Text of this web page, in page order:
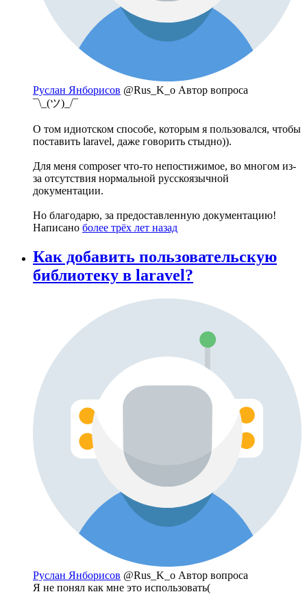
Руслан Янборисов @Rus_K_o Автор вопроса
¯\_(ツ)_/¯
О том идиотском способе, которым я пользовался, чтобы
поставить laravel, даже говорить стыдно)).
Для меня composer что-то непостижимое, во многом из-
за отсутствия нормальной русскоязычной
документации.
Но благодарю, за предоставленную документацию!
Написано более трёх лет назад
Как добавить пользовательскую
библиотеку в laravel?
Руслан Янборисов @Rus_K_o Автор вопроса
Я не понял как мне это использовать(